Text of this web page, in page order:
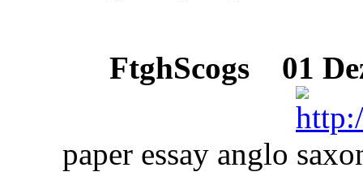
FtghScogs 01
paper essay anglo